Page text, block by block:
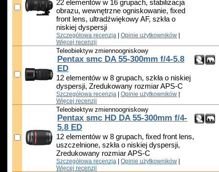
22 elementów w 16 grupach, stabilizacja
obrazu, wewnętrzne ogniskowanie, fixed
front lens, ultradźwiękowy AF, szkła o
niskiej dyspersji
Szczegółowa recenzja Opinie użytkowników
Więcej recenzji
Teleobiektyw zmiennoogniskowy
Pentax smc DA 55-300mm f/4-5.8
ED
12 elementów w 8 grupach, szkła o niskiej
dyspersji, Zredukowany rozmiar APS-C
Szczegółowa recenzja Opinie użytkowników
Więcej recenzji
Teleobiektyw zmiennoogniskowy
Pentax smc HD DA 55-300mm f/4-
5.8 ED
12 elementów w 8 grupach, fixed front lens,
uszczelnione, szkła o niskiej dyspersji,
Zredukowany rozmiar APS-C
Szczegółowa recenzja Opinie użytkowników
Więcej recenzji